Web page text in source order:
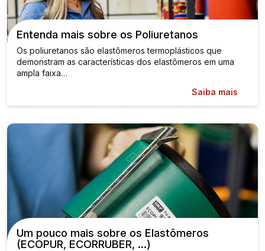
Entenda mais sobre os Poliuretanos
Os poliuretanos são elastômeros termoplásticos que
demonstram as características dos elastômeros em uma
ampla faixa…
Saiba mais
Um pouco mais sobre os Elastômeros
(ECOPUR, ECORRUBER, …)